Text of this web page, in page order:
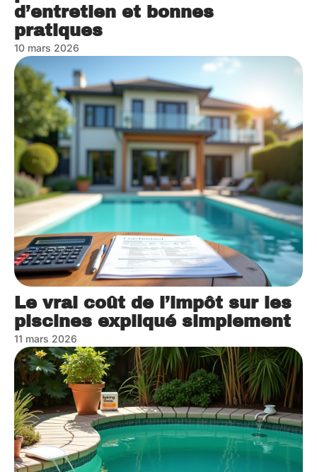
d’entretien et bonnes
pratiques
10 mars 2026
Le vrai coût de l’impôt sur les
piscines expliqué simplement
11 mars 2026